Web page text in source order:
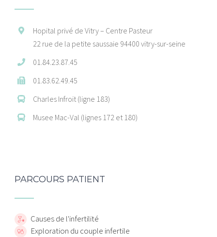
Hopital privé de Vitry – Centre Pasteur
22 rue de la petite saussaie 94400 vitry-sur-seine
01.84.23.87.45
01.83.62.49.45
Charles Infroit (ligne 183)
Musee Mac-Val (lignes 172 et 180)
PARCOURS PATIENT
Causes de l'infertilité
Exploration du couple infertile